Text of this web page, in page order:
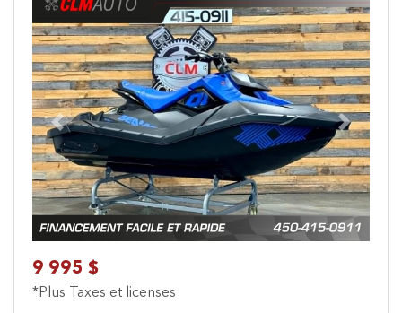
Previous Next
9 995 $
*Plus Taxes et licenses